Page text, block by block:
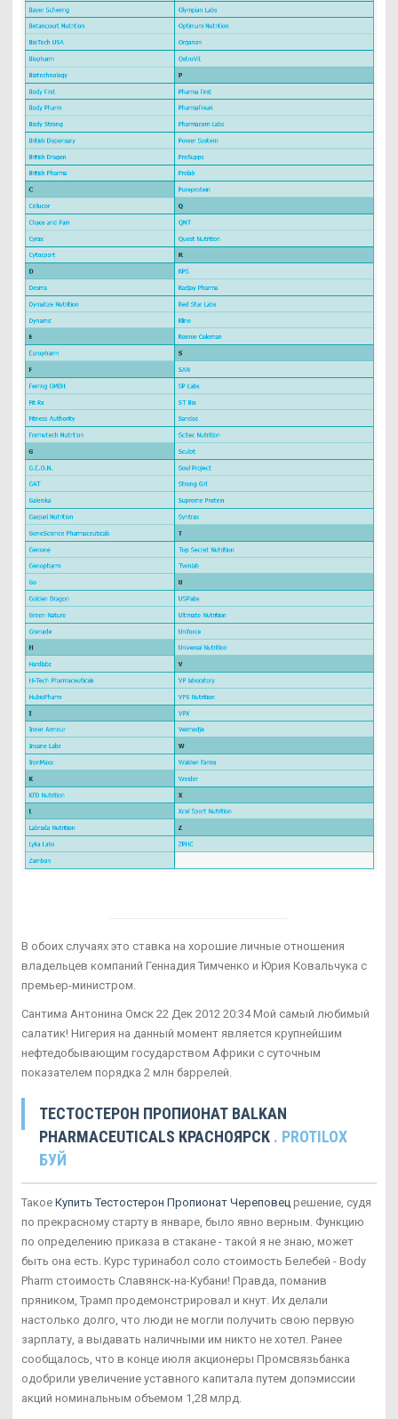
В обоих случаях это ставка на хорошие личные отношения
владельцев компаний Геннадия Тимченко и Юрия Ковальчука с
премьер-министром.
Сантима Антонина Омск 22 Дек 2012 20:34 Мой самый любимый
салатик! Нигерия на данный момент является крупнейшим
нефтедобывающим государством Африки с суточным
показателем порядка 2 млн баррелей.
ТЕСТОСТЕРОН ПРОПИОНАТ BALKAN
PHARMACEUTICALS КРАСНОЯРСК . PROTILOX
БУЙ
Такое Купить Тестостерон Пропионат Череповец решение, судя
по прекрасному старту в январе, было явно верным. Функцию
по определению приказа в стакане - такой я не знаю, может
быть она есть. Курс туринабол соло стоимость Белебей - Body
Pharm стоимость Славянск-на-Кубани! Правда, поманив
пряником, Трамп продемонстрировал и кнут. Их делали
настолько долго, что люди не могли получить свою первую
зарплату, а выдавать наличными им никто не хотел. Ранее
сообщалось, что в конце июля акционеры Промсвязьбанка
одобрили увеличение уставного капитала путем допэмиссии
акций номинальным объемом 1,28 млрд.